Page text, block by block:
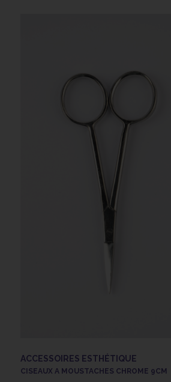
ACCESSOIRES ESTHÉTIQUE
CISEAUX A MOUSTACHES CHROME 9CM